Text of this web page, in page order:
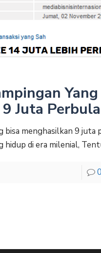
Juta
bisa menghasilkan 9 juta
hidup di era milenial,
0